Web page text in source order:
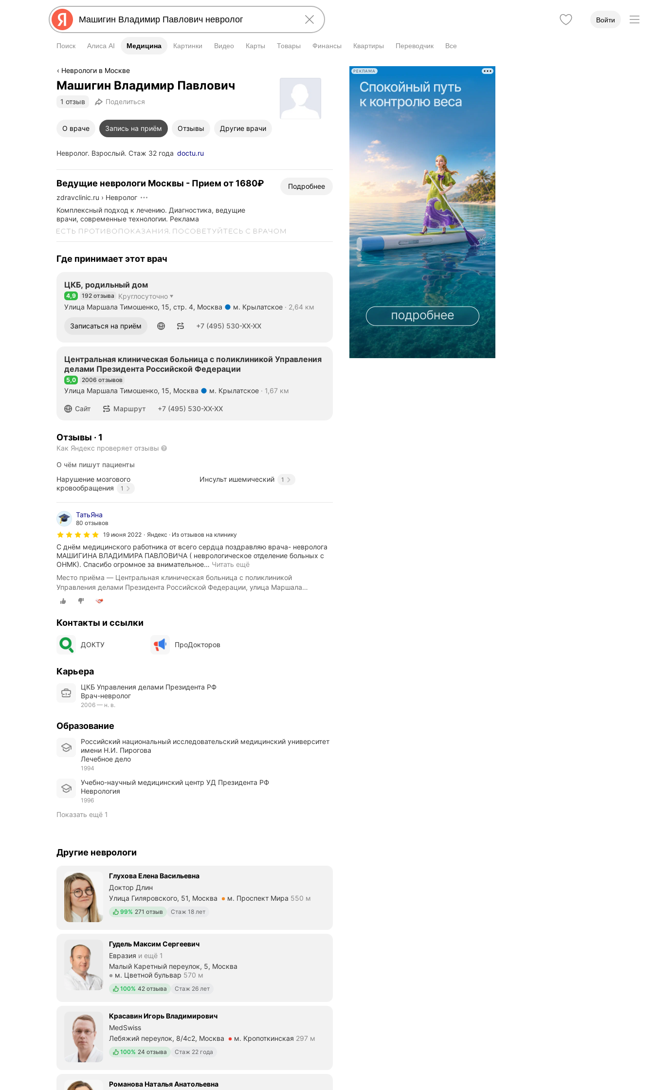
Войти
Поиск Алиса AI Медицина
Медицина Картинки Видео Карты Товары Финансы Квартиры Переводчик Все
Неврологи в Москве
Машигин Владимир Павлович
1 отзыв Поделиться
О враче Запись на приём Отзывы Другие врачи
Невролог. Взрослый. Стаж 32 года doctu.ru
Ведущие неврологи Москвы - Прием от 1680₽
zdravclinic.ru › Невролог
Комплексный подход к лечению. Диагностика, ведущие
врачи, современные технологии. Реклама
Подробнее
Где принимает этот врач
ЦКБ, родильный дом
Рейтинг 4,9 из 5
4,9 192 отзыва
Круглосуточно
Улица Маршала Тимошенко, 15, стр. 4, Москва
м. Крылатское 2,64 км
Записаться на приём
Номер телефона: +74955300107 +7 (495) 530-XX-XX
Центральная клиническая больница с поликлиникой Управления
делами Президента Российской Федерации
Рейтинг 5,0 из 5
5,0 2006 отзывов
Улица Маршала Тимошенко, 15, Москва
м. Крылатское 1,67 км
Сайт Маршрут
Номер телефона: +74955300111 +7 (495) 530-XX-XX
Отзывы · 1
Как Яндекс проверяет отзывы
О чём пишут пациенты
Нарушение мозгового
кровообращения
1
Инсульт ишемический 1
ТатьЯна
80 отзывов
19 июня 2022
Яндекс · Из отзывов на клинику
С днём медицинского работника от всего сердца поздравляю врача- невролога
МАШИГИНА ВЛАДИМИРА ПАВЛОВИЧА ( неврологическое отделение больных с
ОНМК). Спасибо огромное за внимательное… Читать ещё
Место приёма — Центральная клиническая больница с поликлиникой
Управления делами Президента Российской Федерации, улица Маршала
Тимошенко, 15
Контакты и ссылки
ДОКТУ ПроДокторов
Карьера
ЦКБ Управления делами Президента РФ
Врач-невролог
2006 — н. в.
Образование
Российский национальный исследовательский медицинский университет
имени Н.И. Пирогова
Лечебное дело
1994
Учебно-научный медицинский центр УД Президента РФ
Неврология
1996
Показать ещё 1
Другие неврологи
Глухова Елена Васильевна
Доктор Длин
Улица Гиляровского, 51, Москва
Метро м. Проспект Мира Расстояние 550 м
м. Проспект Мира 550 м
Положительных отзывов
99% 271 отзыв Стаж 18 лет
Гудель Максим Сергеевич
Евразия и ещё 1
Малый Каретный переулок, 5, Москва
Метро м. Цветной бульвар Расстояние 570 м
м. Цветной бульвар 570 м
Положительных отзывов
100% 42 отзыва Стаж 26 лет
Красавин Игорь Владимирович
MedSwiss
Лебяжий переулок, 8/4с2, Москва
Метро м. Кропоткинская Расстояние 297 м
м. Кропоткинская 297 м
Положительных отзывов
100% 24 отзыва Стаж 22 года
Романова Наталья Анатольевна
РЕКЛАМА